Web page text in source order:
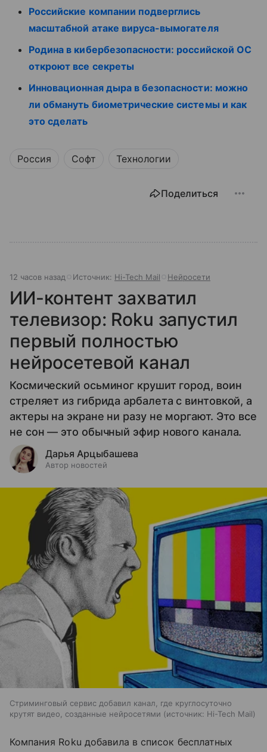
Российские компании подверглись
масштабной атаке вируса-вымогателя
Родина в кибербезопасности: российской ОС
откроют все секреты
Инновационная дыра в безопасности: можно
ли обмануть биометрические системы и как
это сделать
Россия Софт Технологии
Поделиться
12 часов назад Источник: Hi-Tech Mail Нейросети
ИИ-контент захватил
телевизор: Roku запустил
первый полностью
нейросетевой канал
Космический осьминог крушит город, воин
стреляет из гибрида арбалета с винтовкой, а
актеры на экране ни разу не моргают. Это все
не сон — это обычный эфир нового канала.
Дарья Арцыбашева
Автор новостей
Стриминговый сервис добавил канал, где круглосуточно
крутят видео, созданные нейросетями
источник: Hi-Tech Mail
Компания Roku добавила в список бесплатных